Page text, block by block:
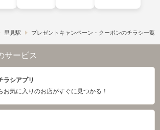
里見駅 プレゼントキャンペーン・クーポンのチラシ一覧
サービス
ラシアプリ
お気に入りのお店がすぐに見つかる！